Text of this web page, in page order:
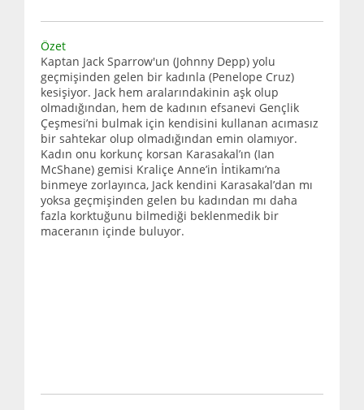
Özet
Kaptan Jack Sparrow'un (Johnny Depp) yolu
geçmişinden gelen bir kadınla (Penelope Cruz)
kesişiyor. Jack hem aralarındakinin aşk olup
olmadığından, hem de kadının efsanevi Gençlik
Çeşmesi’ni bulmak için kendisini kullanan acımasız
bir sahtekar olup olmadığından emin olamıyor.
Kadın onu korkunç korsan Karasakal’ın (Ian
McShane) gemisi Kraliçe Anne’in İntikamı’na
binmeye zorlayınca, Jack kendini Karasakal’dan mı
yoksa geçmişinden gelen bu kadından mı daha
fazla korktuğunu bilmediği beklenmedik bir
maceranın içinde buluyor.